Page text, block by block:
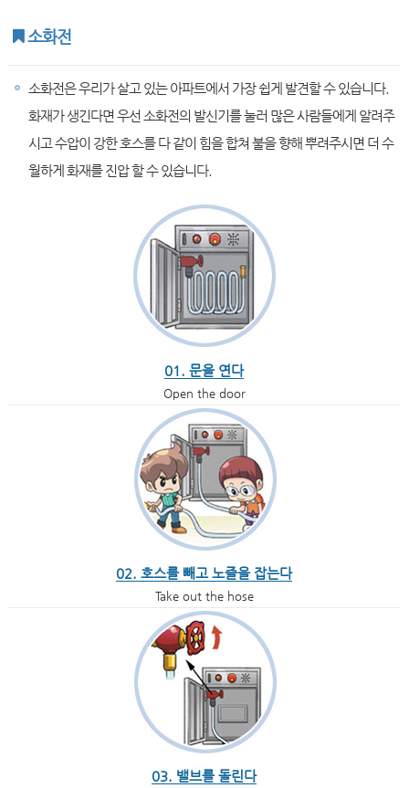
소화전
소화전은 우리가 살고 있는 아파트에서 가장 쉽게 발견할 수 있습니다.
화재가 생긴다면 우선 소화전의 발신기를 눌러 많은 사람들에게 알려주
시고 수압이 강한 호스를 다 같이 힘을 합쳐 불을 향해 뿌려주시면 더 수
월하게 화재를 진압 할 수 있습니다.
01. 문을 연다
Open the door
02. 호스를 빼고 노즐을 잡는다
Take out the hose
03. 밸브를 돌린다